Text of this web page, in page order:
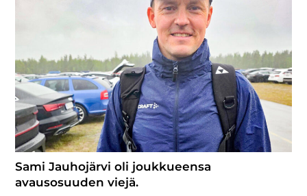
Sami Jauhojärvi oli joukkueensa
avausosuuden viejä.